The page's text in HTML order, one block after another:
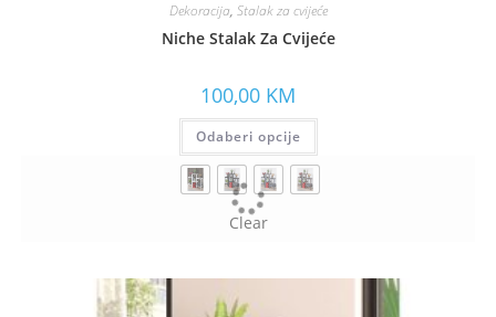
Dekoracija, Stalak za cvijeće
Niche Stalak Za Cvijeće
100,00 KM
Odaberi opcije
Clear